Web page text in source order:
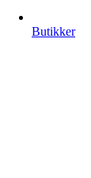
Butikker